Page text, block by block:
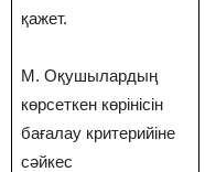
қажет.
М. Оқушылардың
көрсеткен көрінісін
бағалау критерийіне
сәйкес